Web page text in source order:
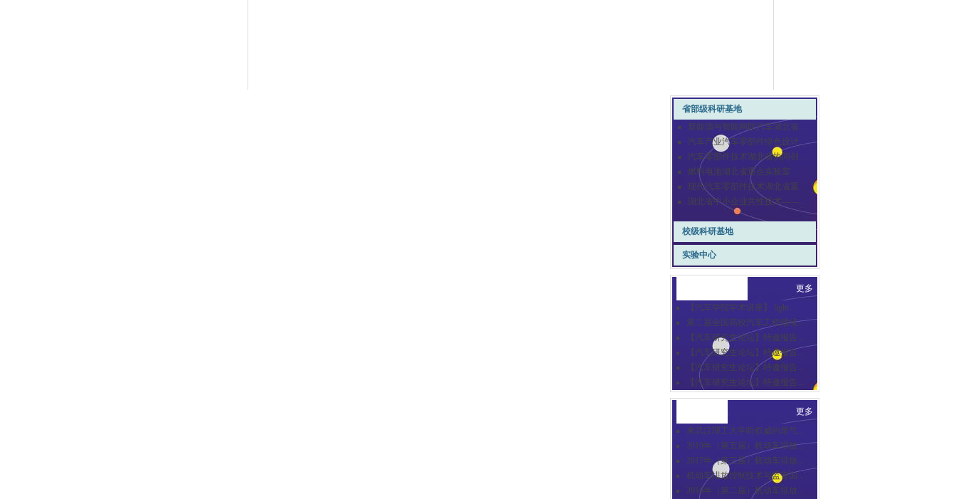
省部级科研基地
新能源与智能网联汽车湖北省...
汽车产业汽车零部件绿色设计...
汽车零部件技术湖北省协同创...
燃料电池湖北省重点实验室
现代汽车零部件技术湖北省重...
湖北省中小企业共性技术——...
校级科研基地
实验中心
更多
【汽车学院学术讲座】 light...
第二届全国高校汽车工程领域...
【汽车研究生论坛】特邀报告...
【汽车研究生论坛】特邀报告...
【汽车研究生论坛】特邀报告...
【汽车研究生论坛】特邀报告...
更多
来武汉理工大学听权威的尾气...
2019年（第五届）机动车排放...
2017年（第三届）机动车排放...
机动车排放控制技术与监管国...
2016年（第二届）机动车排放...